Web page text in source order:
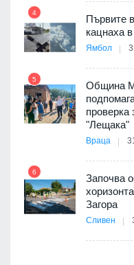
4
Първите
кацнаха
Ямбол
5
Община
проверка
"Лещака"
Враца
6
Започва
Загора
Сливен